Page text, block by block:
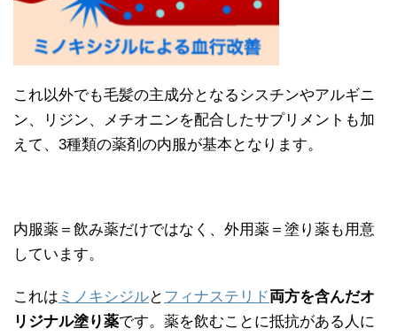
これ以外でも毛髪の主成分となるシスチンやアルギニ
ン、リジン、メチオニンを配合したサプリメントも加
えて、3種類の薬剤の内服が基本となります。
内服薬＝飲み薬だけではなく、外用薬＝塗り薬も用意
しています。
これは ミノキシジルと フィナステリド両方を含んだオ
リジナル塗り薬です。薬を飲むことに抵抗がある人に